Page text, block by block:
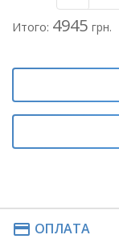
Итого: 4945 грн.
payment ОПЛАТА